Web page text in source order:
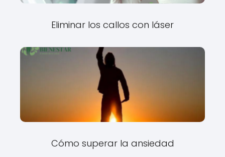
Eliminar los callos con láser
Cómo superar la ansiedad